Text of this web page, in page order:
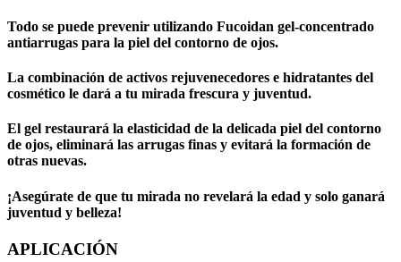
Todo se puede prevenir utilizando Fucoidan gel-concentrado
antiarrugas para la piel del contorno de ojos.
La combinación de activos rejuvenecedores e hidratantes del
cosmético le dará a tu mirada frescura y juventud.
El gel restaurará la elasticidad de la delicada piel del contorno
de ojos, eliminará las arrugas finas y evitará la formación de
otras nuevas.
¡Asegúrate de que tu mirada no revelará la edad y solo ganará
juventud y belleza!
APLICACIÓN